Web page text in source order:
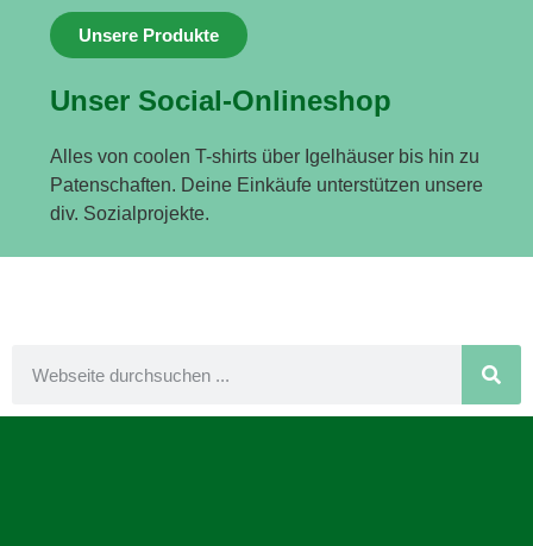
Unsere Produkte
Unser Social-Onlineshop
Alles von coolen T-shirts über Igelhäuser bis hin zu
Patenschaften. Deine Einkäufe unterstützen unsere
div. Sozialprojekte.